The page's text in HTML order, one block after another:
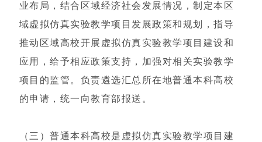
业布局，结合区域经济社会发展情况，制定本区
域虚拟仿真实验教学项目发展政策和规划，指导
推动区域高校开展虚拟仿真实验教学项目建设和
应用，给予相应政策支持，加强对相关实验教学
项目的监管。负责遴选汇总所在地普通本科高校
的申请，统一向教育部报送。
（三）普通本科高校是虚拟仿真实验教学项目建